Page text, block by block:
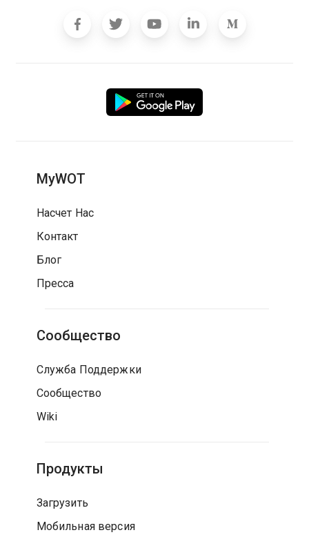
MyWOT
Насчет Нас
Контакт
Блог
Пресса
Сообщество
Служба Поддержки
Сообщество
Wiki
Продукты
Загрузить
Мобильная версия